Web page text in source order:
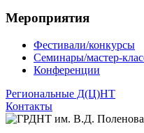
Мероприятия
Фестивали/конкурсы
Семинары/мастер-
Конференции
Региональные Д(Ц)НТ
Контакты